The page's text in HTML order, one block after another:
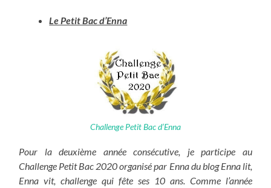
Le Petit Bac d’Enna
Challenge Petit Bac d’Enna
Pour la deuxième année consécutive, je participe au
Challenge Petit Bac 2020 organisé par Enna du blog Enna lit,
Enna vit, challenge qui fête ses 10 ans. Comme l’année